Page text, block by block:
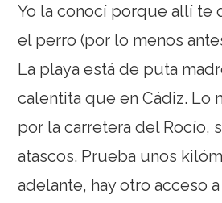
Yo la conocí porque allí te
el perro (por lo menos
La playa está de puta
calentita que en Cádiz. Lo
por la carretera del Rocío,
atascos. Prueba unos
adelante, hay otro acceso